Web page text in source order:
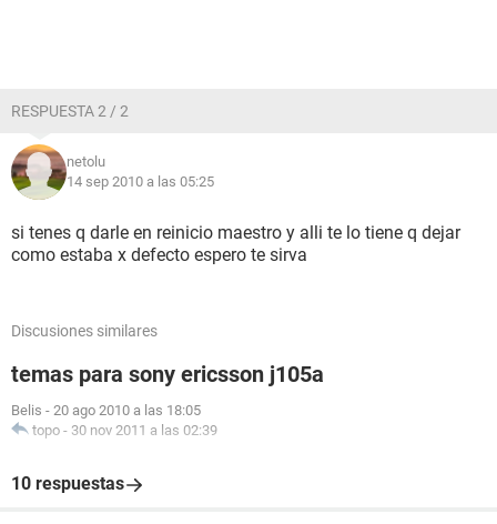
RESPUESTA 2 / 2
netolu
14 sep 2010 a las 05:25
si tenes q darle en reinicio maestro y alli te lo tiene q dejar
como estaba x defecto espero te sirva
Discusiones similares
temas para sony ericsson j105a
Belis - 20 ago 2010 a las 18:05
topo - 30 nov 2011 a las 02:39
10 respuestas